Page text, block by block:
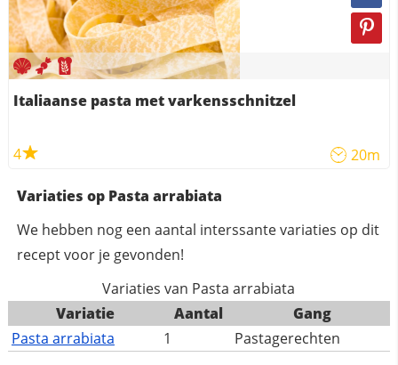
Italiaanse pasta met varkensschnitzel
4 20m
Variaties op Pasta arrabiata
We hebben nog een aantal interssante variaties op dit
recept voor je gevonden!
Variaties van Pasta arrabiata
Variatie
Aantal
Gang
Pasta arrabiata
1
Pastagerechten